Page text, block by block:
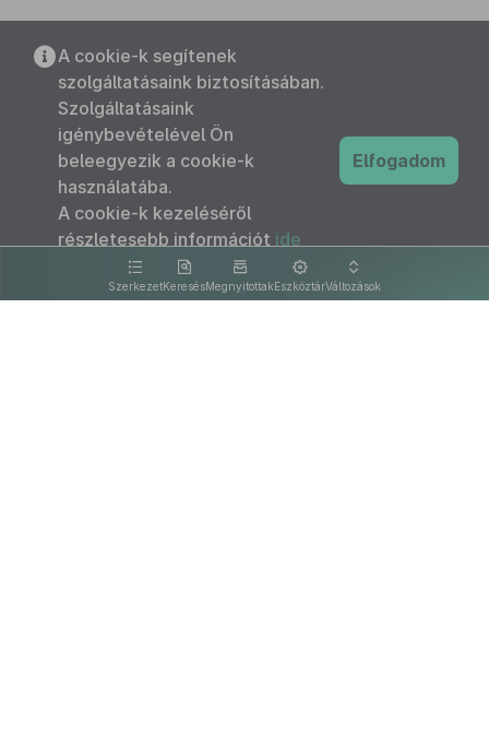
SzerkezetKeresésMegnyitottakEszköztárVáltozások
A cookie-k segítenek
szolgáltatásaink biztosításában.
Szolgáltatásaink
igénybevételével Ön
beleegyezik a cookie-k
használatába.
A cookie-k kezeléséről
részletesebb információt ide
kattintva olvashat.
Elfogadom